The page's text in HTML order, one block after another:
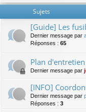
Sujets
[Guide] Les
Dernier message par
Réponses : 65
Plan
Dernier message par
[INFO]
Dernier message par
Réponses : 3